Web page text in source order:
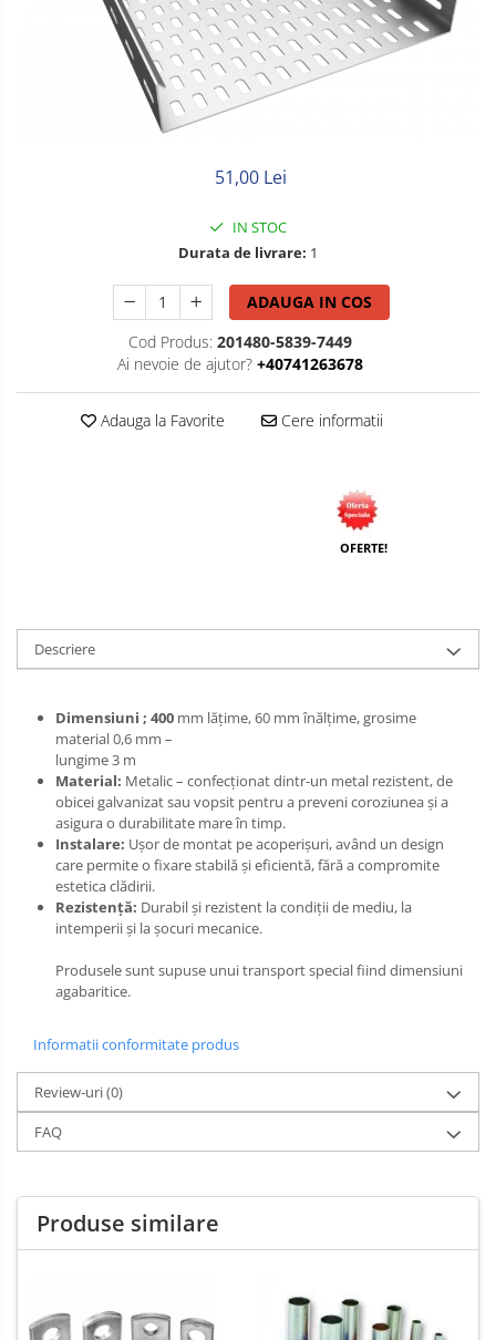
51,00 Lei
IN STOC
Durata de livrare: 1
ADAUGA IN COS
Cod Produs: 201480-5839-7449
Ai nevoie de ajutor? +40741263678
Adauga la Favorite Cere informatii
OFERTE!
Descriere
Dimensiuni ; 400 mm lățime, 60 mm înălțime, grosime
material 0,6 mm –
lungime 3 m
Material: Metalic – confecționat dintr-un metal rezistent, de
obicei galvanizat sau vopsit pentru a preveni coroziunea și a
asigura o durabilitate mare în timp.
Instalare: Ușor de montat pe acoperișuri, având un design
care permite o fixare stabilă și eficientă, fără a compromite
estetica clădirii.
Rezistență: Durabil și rezistent la condiții de mediu, la
intemperii și la șocuri mecanice.
Produsele sunt supuse unui transport special fiind dimensiuni
agabaritice.
Informatii conformitate produs
Review-uri(0)
FAQ
Produse similare